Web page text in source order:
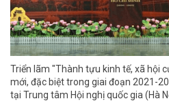
Triển lãm "Thành tựu kinh tế, xã hội
mới, đặc biệt trong giai đoạn 2021-
tại Trung tâm Hội nghị quốc gia (Hà